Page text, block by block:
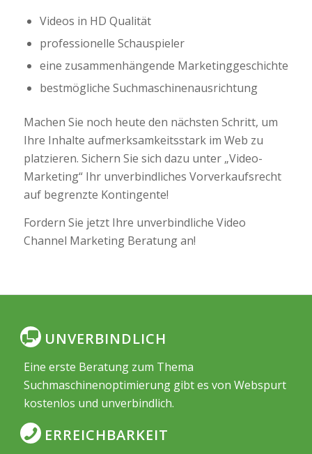
Videos in HD Qualität
professionelle Schauspieler
eine zusammenhängende Marketinggeschichte
bestmögliche Suchmaschinenausrichtung
Machen Sie noch heute den nächsten Schritt, um
Ihre Inhalte aufmerksamkeitsstark im Web zu
platzieren. Sichern Sie sich dazu unter „Video-
Marketing“ Ihr unverbindliches Vorverkaufsrecht
auf begrenzte Kontingente!
Fordern Sie jetzt Ihre unverbindliche Video
Channel Marketing Beratung an!
UNVERBINDLICH
Eine erste Beratung zum Thema
Suchmaschinenoptimierung gibt es von Webspurt
kostenlos und unverbindlich.
ERREICHBARKEIT